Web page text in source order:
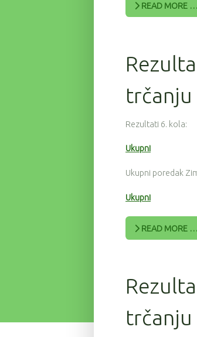
READ MORE …
trčanju
Rezultati 6. kola:
Ukupni
Ukupni poredak
Ukupni
READ MORE …
trčanju